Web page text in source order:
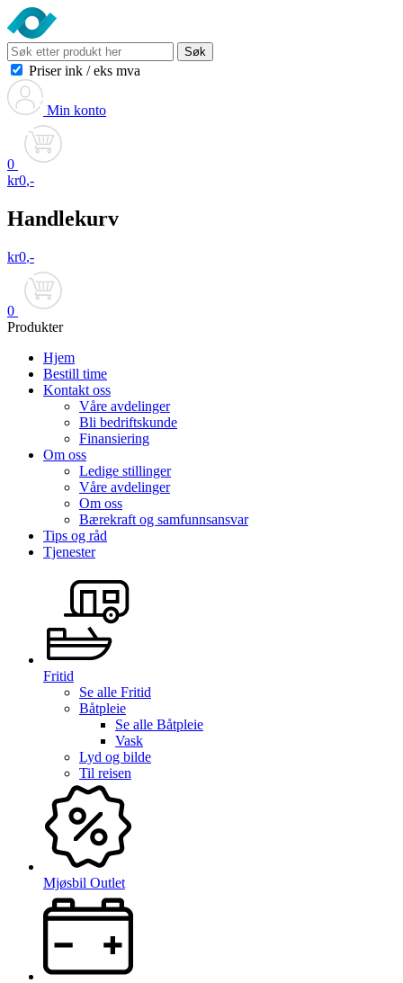
Søk
Priser ink / eks mva
Min konto
0
kr0,-
Handlekurv
kr0,-
0
Produkter
Hjem
Bestill time
Kontakt oss
Våre avdelinger
Bli bedriftskunde
Finansiering
Om oss
Ledige stillinger
Våre avdelinger
Om oss
Bærekraft og samfunnsansvar
Tips og råd
Tjenester
Fritid
Se alle Fritid
Båtpleie
Se alle Båtpleie
Vask
Lyd og bilde
Til reisen
Mjøsbil Outlet